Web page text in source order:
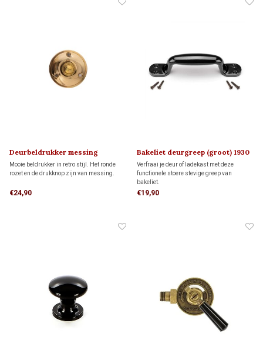
Deurbeldrukker messing
Mooie beldrukker in retro stijl. Het ronde
rozet en de drukknop zijn van messing.
€24,90
Bakeliet deurgreep (groot) 1930
Verfraai je deur of ladekast met deze
functionele stoere stevige greep van
bakeliet.
€19,90